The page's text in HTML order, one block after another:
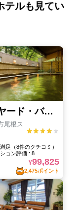
テルも見てい